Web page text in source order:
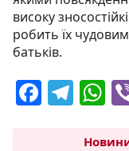
високу
робить їх
батьків.
F T
e
W
at